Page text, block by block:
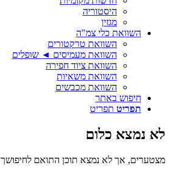
היסטוריה
מגזין
השוואת כלי צמ"ה
השוואת טרקטורים
השוואת מעמיסים ◄ שופלים
השוואת ציוד חפירה
השוואת משאיות
השוואת מכבשים
חיפוש באתר
תפריט תפריט
לא נמצא כלום
מצטערים, אך לא נמצא תוכן התואם לחיפושך